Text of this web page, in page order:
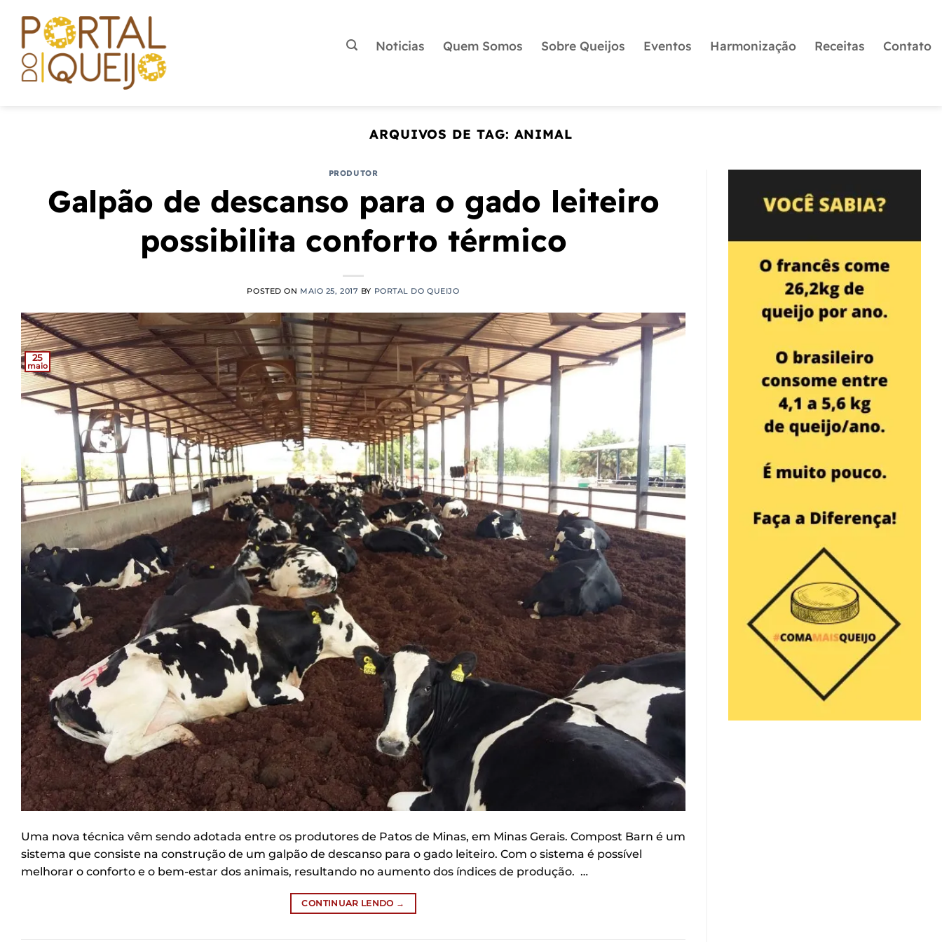
Noticias Quem Somos Sobre Queijos Eventos Harmonização Receitas Contato
ARQUIVOS DE TAG: ANIMAL
PRODUTOR
Galpão de descanso para o gado leiteiro
possibilita conforto térmico
POSTED ON MAIO 25, 2017 BY PORTAL DO QUEIJO
25
maio
Uma nova técnica vêm sendo adotada entre os produtores de Patos de Minas, em Minas Gerais. Compost Barn é um
sistema que consiste na construção de um galpão de descanso para o gado leiteiro. Com o sistema é possível
melhorar o conforto e o bem-estar dos animais, resultando no aumento dos índices de produção. …
CONTINUAR LENDO →